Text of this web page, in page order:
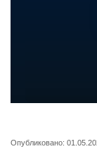
Опубликовано: